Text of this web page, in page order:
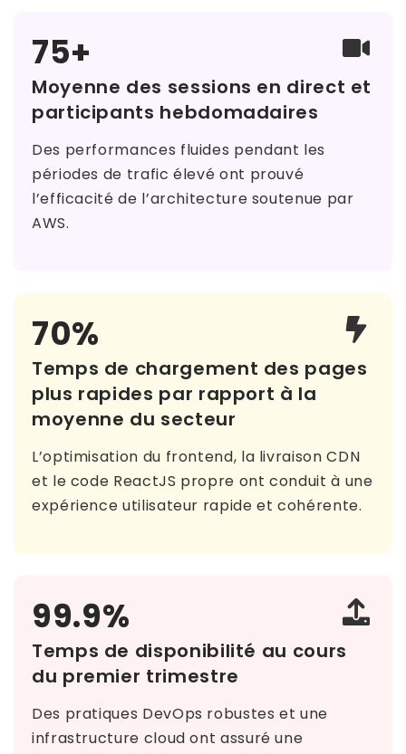
75+
Moyenne des sessions en direct et
participants hebdomadaires
Des performances fluides pendant les
périodes de trafic élevé ont prouvé
l’efficacité de l’architecture soutenue par
AWS.
70%
Temps de chargement des pages
plus rapides par rapport à la
moyenne du secteur
L’optimisation du frontend, la livraison CDN
et le code ReactJS propre ont conduit à une
expérience utilisateur rapide et cohérente.
99.9%
Temps de disponibilité au cours
du premier trimestre
Des pratiques DevOps robustes et une
infrastructure cloud ont assuré une